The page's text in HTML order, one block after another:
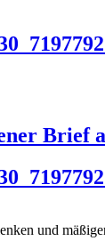
Brief
und